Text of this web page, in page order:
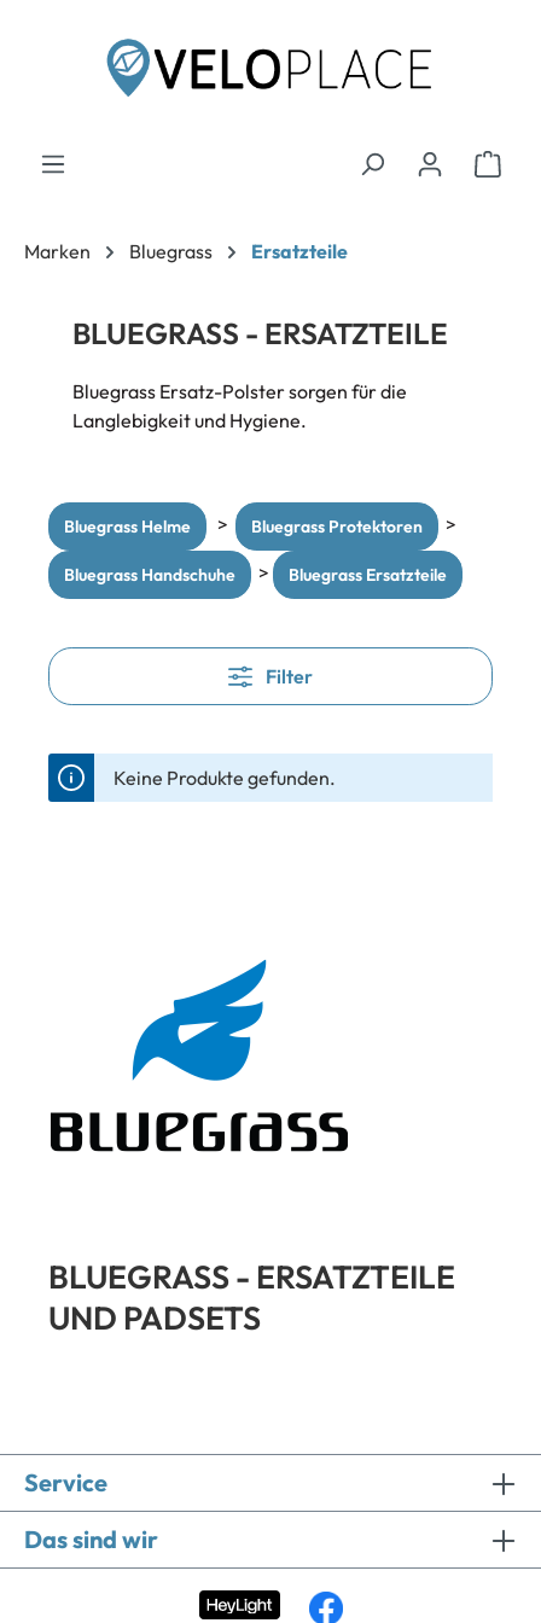
Marken Bluegrass Ersatzteile
BLUEGRASS - ERSATZTEILE
Bluegrass Ersatz-Polster sorgen für die
Langlebigkeit und Hygiene.
Bluegrass Helme > Bluegrass Protektoren >
Bluegrass Handschuhe > Bluegrass Ersatzteile
Filter
Keine Produkte gefunden.
BLUEGRASS - ERSATZTEILE
UND PADSETS
Service
Das sind wir